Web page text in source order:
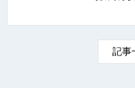
記事